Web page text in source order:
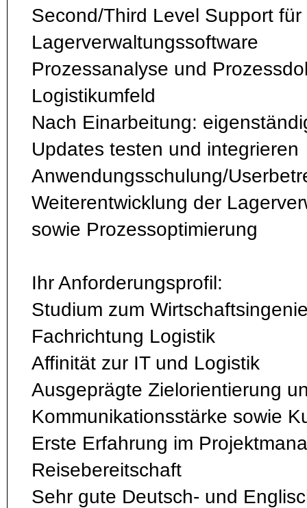
Second/Third Level Support für
Lagerverwaltungssoftware
Prozessanalyse und
Logistikumfeld
Nach Einarbeitung:
Updates testen und integrieren
Anwendungsschulung/
Weiterentwicklung der
sowie Prozessoptimierung
Ihr Anforderungsprofil:
Studium zum
Fachrichtung Logistik
Affinität zur IT und Logistik
Ausgeprägte Zielorientierung
Kommunikationsstärke sowie
Erste Erfahrung im
Reisebereitschaft
Sehr gute Deutsch- und